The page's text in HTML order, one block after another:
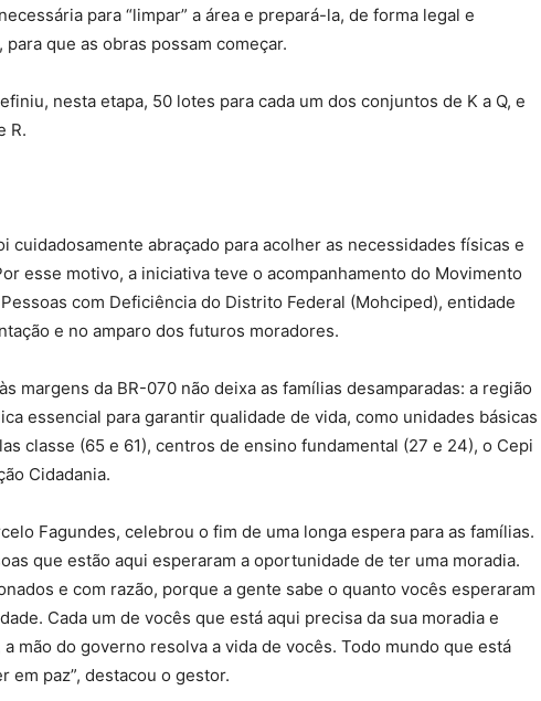
para “limpar” a área e prepará-la, de forma legal e
que as obras possam começar.
nesta etapa, 50 lotes para cada um dos conjuntos de K a Q, e
R.
cuidadosamente abraçado para acolher as necessidades físicas e
esse motivo, a iniciativa teve o acompanhamento do Movimento
com Deficiência do Distrito Federal (Mohciped), entidade
e no amparo dos futuros moradores.
margens da BR-070 não deixa as famílias desamparadas: a região
essencial para garantir qualidade de vida, como unidades básicas
classe (65 e 61), centros de ensino fundamental (27 e 24), o Cepi
Cidadania.
Fagundes, celebrou o fim de uma longa espera para as famílias.
que estão aqui esperaram a oportunidade de ter uma moradia.
e com razão, porque a gente sabe o quanto vocês esperaram
Cada um de vocês que está aqui precisa da sua moradia e
mão do governo resolva a vida de vocês. Todo mundo que está
em paz”, destacou o gestor.